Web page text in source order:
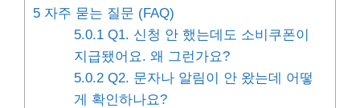
5 자주 묻는 질문 (FAQ)
5.0.1 Q1. 신청 안 했는데도 소비쿠폰이
지급됐어요. 왜 그런가요?
5.0.2 Q2. 문자나 알림이 안 왔는데 어떻
게 확인하나요?